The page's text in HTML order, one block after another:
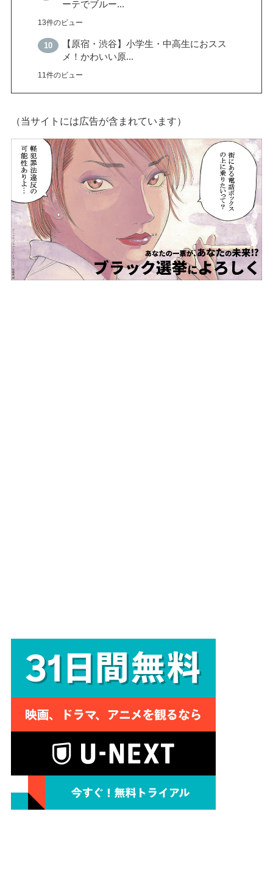
ーテでブルー...
13件のビュー
【原宿・渋谷】小学生・中高生におスス
メ！かわいい原...
11件のビュー
（当サイトには広告が含まれています）